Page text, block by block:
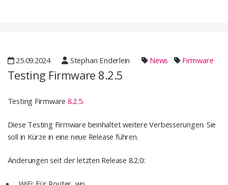
25.09.2024 Stephan Enderlein News Firmware
Testing Firmware 8.2.5
Testing Firmware 8.2.5.
Diese Testing Firmware beinhaltet weitere Verbesserungen. Sie
soll in Kürze in eine neue Release führen.
Änderungen seit der letzten Release 8.2.0: